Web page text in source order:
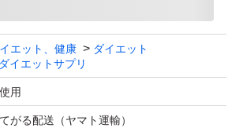
エット、健康
ダイエット
ダイエットサプリ
用
がる配送（ヤマト運輸）